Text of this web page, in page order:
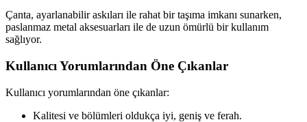
Çanta, ayarlanabilir askıları ile rahat bir taşıma imkanı sunarken,
paslanmaz metal aksesuarları ile de uzun ömürlü bir kullanım
sağlıyor.
Kullanıcı Yorumlarından Öne Çıkanlar
Kullanıcı yorumlarından öne çıkanlar:
Kalitesi ve bölümleri oldukça iyi, geniş ve ferah.